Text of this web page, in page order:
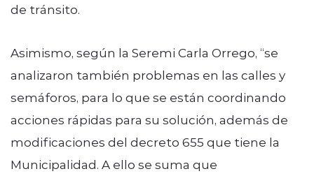
de tránsito.
Asimismo, según la Seremi Carla Orrego, “se
analizaron también problemas en las calles y
semáforos, para lo que se están coordinando
acciones rápidas para su solución, además de
modificaciones del decreto 655 que tiene la
Municipalidad. A ello se suma que